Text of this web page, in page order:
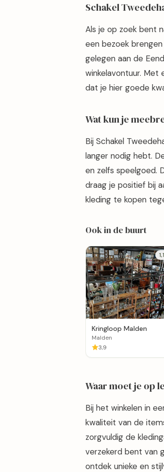
Schakel
Als je op zoek bent
een bezoek brengen
gelegen aan de
winkelavontuur. Met
dat je hier goede
Wat kun je
Bij Schakel
langer nodig hebt.
en zelfs speelgoed.
draag je positief bij
kleding te kopen
Ook in de buurt
Kringloop Malden
Malden
3,9
Waar moet je op
Bij het winkelen in
kwaliteit van de
zorgvuldig de
verzekerd bent van
ontdek unieke en